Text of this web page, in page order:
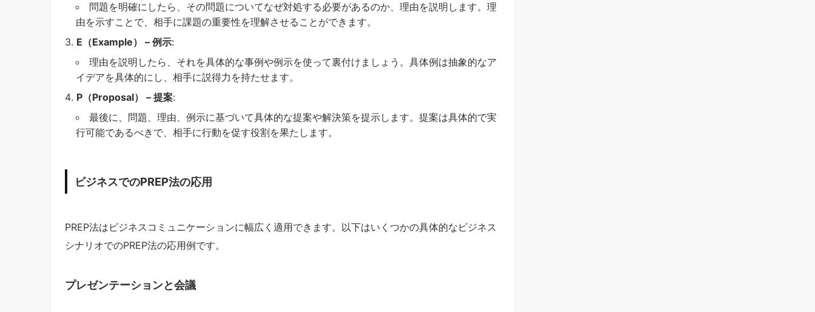
問題を明確にしたら、その問題についてなぜ対処する必要があるのか、理由を説明します。理
由を示すことで、相手に課題の重要性を理解させることができます。
E（Example） – 例示:
理由を説明したら、それを具体的な事例や例示を使って裏付けましょう。具体例は抽象的なア
イデアを具体的にし、相手に説得力を持たせます。
P（Proposal） – 提案:
最後に、問題、理由、例示に基づいて具体的な提案や解決策を提示します。提案は具体的で実
行可能であるべきで、相手に行動を促す役割を果たします。
ビジネスでのPREP法の応用
PREP法はビジネスコミュニケーションに幅広く適用できます。以下はいくつかの具体的なビジネス
シナリオでのPREP法の応用例です。
プレゼンテーションと会議